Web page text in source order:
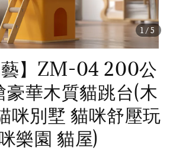
1 /5
藝】ZM-04 200公
豪華木質貓跳台(木
咪別墅 貓咪舒壓玩
樂園 貓屋)